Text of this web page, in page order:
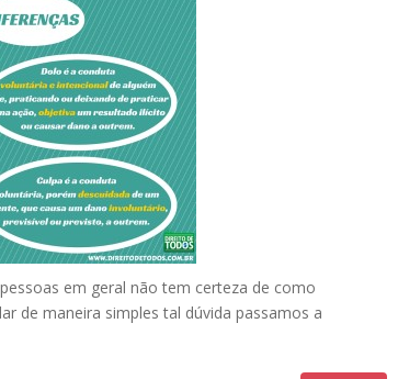
em geral não tem certeza de como
de maneira simples tal dúvida passamos a